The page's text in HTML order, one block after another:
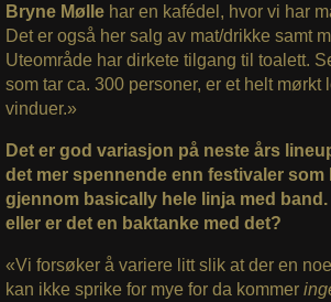
Bryne Mølle har en kafédel, hvor vi har
Det er også her salg av mat/drikke samt
Uteområde har dirkete tilgang til toalett.
som tar ca. 300 personer, er et helt mørkt
vinduer.»
Det er god variasjon på neste års
det mer spennende enn festivaler som
gjennom basically hele linja med
eller er det en baktanke med det?
«Vi forsøker å variere litt slik at der en
kan ikke sprike for mye for da kommer